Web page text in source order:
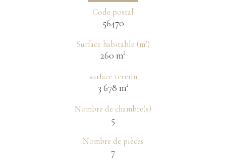
Code postal
56470
Surface habitable (m²)
260 m²
surface terrain
3 678 m²
Nombre de chambre(s)
5
Nombre de pièces
7